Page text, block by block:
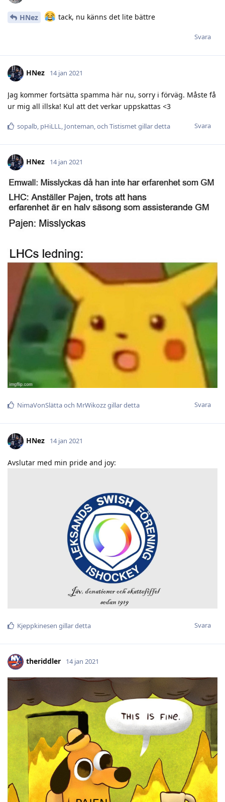
HNez tack, nu känns det lite bättre
Svara
HNez 14 jan 2021
Jag kommer fortsätta spamma här nu, sorry i förväg. Måste få
ur mig all illska! Kul att det verkar uppskattas <3
Svara
sopalb, pHiLLL, Jonteman, och Tistismetgillar detta
HNez 14 jan 2021
Svara
NimaVonSlättaoch MrWikozzgillar detta
HNez 14 jan 2021
Avslutar med min pride and joy:
Svara
Kjeppkinesen gillar detta
theriddler 14 jan 2021